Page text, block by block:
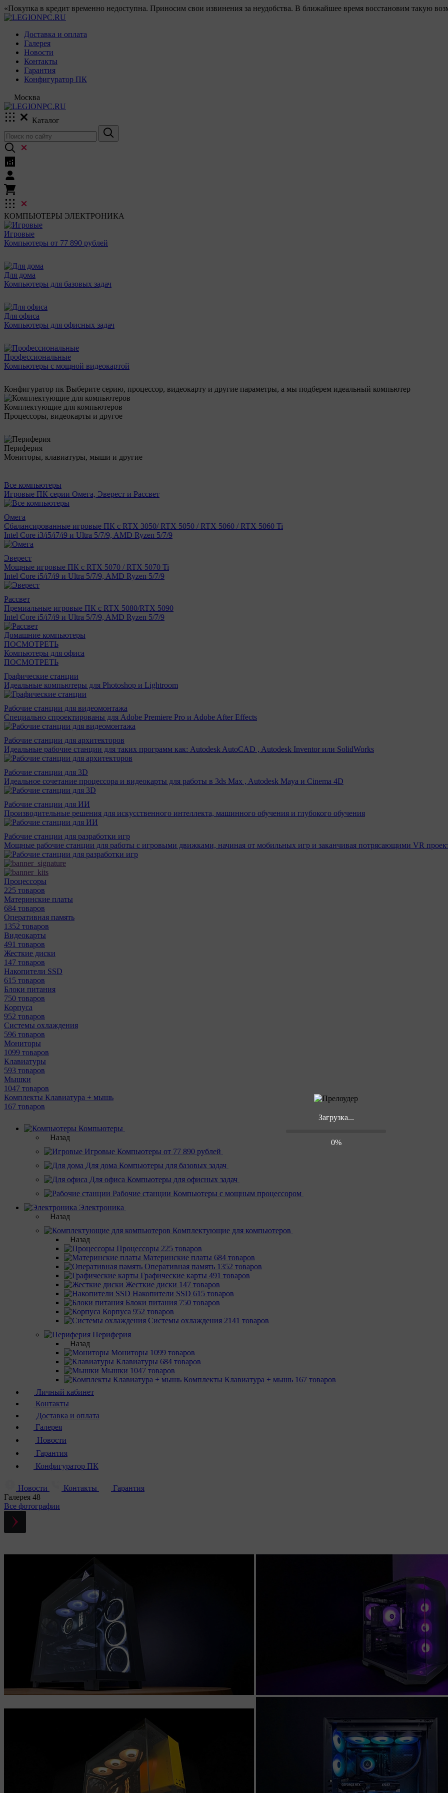
Загрузка...
0%
«Покупка в кредит временно недоступна. Приносим свои извинения за неудобства. В ближайшее время восстановим такую
Доставка и оплата
Галерея
Новости
Контакты
Гарантия
Конфигуратор ПК
Москва
Каталог
КОМПЬЮТЕРЫ ЭЛЕКТРОНИКА
Игровые
Компьютеры от 77 890 рублей
Для дома
Компьютеры для базовых задач
Для офиса
Компьютеры для офисных задач
Профессиональные
Компьютеры с мощной видеокартой
Конфигуратор пк Выберите серию, процессор, видеокарту и другие параметры, а мы подберем идеальный компьютер
Комплектующие для компьютеров
Процессоры, видеокарты и другое
Периферия
Мониторы, клавиатуры, мыши и другие
Все компьютеры
Игровые ПК серии Омега, Эверест и Рассвет
Омега
Сбалансированные игровые ПК с RTX 3050/ RTX 5050 / RTX 5060 / RTX 5060 Ti
Intel Core i3/i5/i7/i9 и Ultra 5/7/9, AMD Ryzen 5/7/9
Эверест
Мощные игровые ПК с RTX 5070 / RTX 5070 Ti
Intel Core i5/i7/i9 и Ultra 5/7/9, AMD Ryzen 5/7/9
Рассвет
Премиальные игровые ПК с RTX 5080/RTX 5090
Intel Core i5/i7/i9 и Ultra 5/7/9, AMD Ryzen 5/7/9
Домашние компьютеры
ПОСМОТРЕТЬ
Компьютеры для офиса
ПОСМОТРЕТЬ
Графические станции
Идеальные компьютеры для Photoshop и Lightroom
Рабочие станции для видеомонтажа
Специально спроектированы для Adobe Premiere Pro и Adobe After Effects
Рабочие станции для архитекторов
Идеальные рабочие станции для таких программ как: Autodesk AutoCAD , Autodesk Inventor или SolidWorks
Рабочие станции для 3D
Идеальное сочетание процессора и видеокарты для работы в 3ds Max , Autodesk Maya и Cinema 4D
Рабочие станции для ИИ
Производительные решения для искусственного интеллекта, машинного обучения и глубокого обучения
Рабочие станции для разработки игр
Мощные рабочие станции для работы с игровыми движками, начиная от мобильных игр и заканчивая потрясающими VR
Процессоры
225 товаров
Материнcкие платы
684 товаров
Оперативная память
1352 товаров
Видеокарты
491 товаров
Жесткие диски
147 товаров
Накопители SSD
615 товаров
Блоки питания
750 товаров
Корпуса
952 товаров
Системы охлаждения
596 товаров
Мониторы
1099 товаров
Клавиатуры
593 товаров
Мышки
1047 товаров
Комплекты Клавиатура + мышь
167 товаров
Компьютеры
Назад
Игровые Компьютеры от 77 890 рублей
Для дома Компьютеры для базовых задач
Для офиса Компьютеры для офисных задач
Рабочие станции Компьютеры с мощным процессором
Электроника
Назад
Комплектующие для компьютеров
Назад
Процессоры 225 товаров
Материнcкие платы 684 товаров
Оперативная память 1352 товаров
Графические карты 491 товаров
Жесткие диски 147 товаров
Накопители SSD 615 товаров
Блоки питания 750 товаров
Корпуса 952 товаров
Системы охлаждения 2141 товаров
Периферия
Назад
Мониторы 1099 товаров
Клавиатуры 684 товаров
Мышки 1047 товаров
Комплекты Клавиатура + мышь 167 товаров
Личный кабинет
Контакты
Доставка и оплата
Галерея
Новости
Гарантия
Конфигуратор ПК
Новости Контакты
Гарантия
Галерея 48
Все фотографии